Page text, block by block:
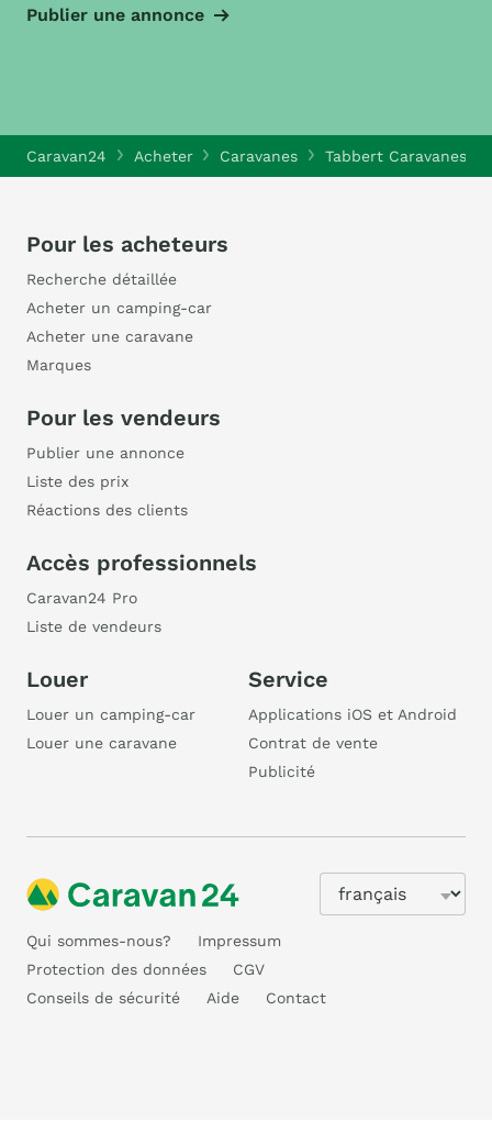
Publier une annonce
Caravan24 Acheter Caravanes Tabbert Caravanes
Pour les acheteurs
Recherche détaillée
Acheter un camping-car
Acheter une caravane
Marques
Pour les vendeurs
Publier une annonce
Liste des prix
Réactions des clients
Accès professionnels
Caravan24 Pro
Liste de vendeurs
Louer
Louer un camping-car
Louer une caravane
Service
Applications iOS et Android
Contrat de vente
Publicité
Qui sommes-nous?
Impressum
Protection des données
CGV
Conseils de sécurité
Aide Contact